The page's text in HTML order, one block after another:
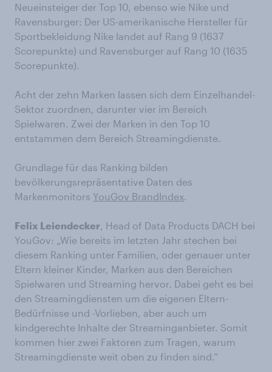
Neueinsteiger der Top 10, ebenso wie Nike und
Ravensburger: Der US-amerikanische Hersteller für
Sportbekleidung Nike landet auf Rang 9 (1637
Scorepunkte) und Ravensburger auf Rang 10 (1635
Scorepunkte).
Acht der zehn Marken lassen sich dem Einzelhandel-
Sektor zuordnen, darunter vier im Bereich
Spielwaren. Zwei der Marken in den Top 10
entstammen dem Bereich Streamingdienste.
Grundlage für das Ranking bilden
bevölkerungsrepräsentative Daten des
Markenmonitors YouGov BrandIndex
Felix Leiendecker , Head of Data Products DACH bei
YouGov: „Wie bereits im letzten Jahr stechen bei
diesem Ranking unter Familien, oder genauer unter
Eltern kleiner Kinder, Marken aus den Bereichen
Spielwaren und Streaming hervor. Dabei geht es bei
den Streamingdiensten um die eigenen Eltern-
Bedürfnisse und -Vorlieben, aber auch um
kindgerechte Inhalte der Streaminganbieter. Somit
kommen hier zwei Faktoren zum Tragen, warum
Streamingdienste weit oben zu finden sind.“